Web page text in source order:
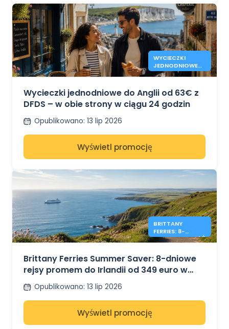
WYCIECZKI
JEDNODNIOWE
DO ANGLII OD 63
Wycieczki jednodniowe do Anglii od 63€ z
DFDS – w obie strony w ciągu 24 godzin
Opublikowano: 13 lip 2026
Wyświetl promocję
BRITTANY
FERRIES: 8-
DNIOWA PODRÓŻ
349 €
Brittany Ferries Summer Saver: 8-dniowe
rejsy promem do Irlandii od 349 euro w
obie strony
Opublikowano: 13 lip 2026
Wyświetl promocję